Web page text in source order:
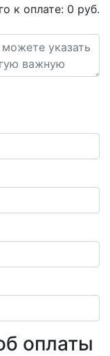
к оплате: 0 руб.
оплаты